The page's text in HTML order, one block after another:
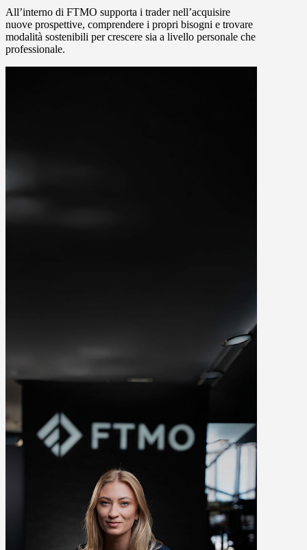
All’interno di FTMO supporta i trader nell’acquisire
nuove prospettive, comprendere i propri bisogni e trovare
modalità sostenibili per crescere sia a livello personale che
professionale.